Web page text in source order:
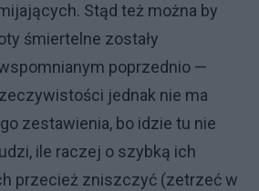
Stąd też można by
śmiertelne zostały
poprzednio —
jednak nie ma
zestawienia, bo idzie tu nie
ile raczej o szybką ich
przecież zniszczyć (zetrzeć w